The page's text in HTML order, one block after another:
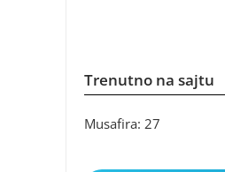
Trenutno na sajtu
Musafira: 27